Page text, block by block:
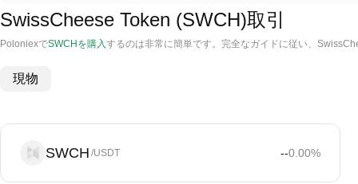
SwissCheese Token (SWCH)取引
PoloniexでSWCHを購入するのは非常に簡単です。完全なガイドに従い、
現物
SWCH /USDT --0.00%